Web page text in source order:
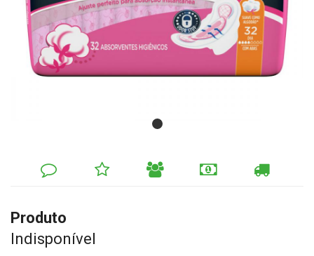
DEIXE
COMENTÁRIO
MINHA
LISTA
INDIQUE
FORMAS
CALCULAR
FRETE
Produto
Indisponível